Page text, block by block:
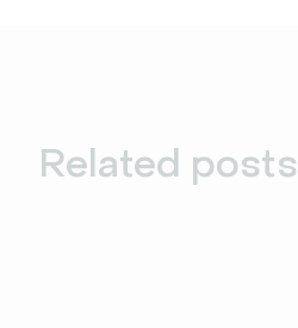
Related posts